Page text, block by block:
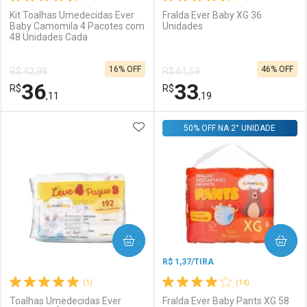
Comprar sem Desconto
Por R$ 8,06/cada
Comprar sem Desconto
Por R$ 8,06/cada
Comprar sem Desconto
Por R$ 14,39/cada
Comprar sem Desconto
Por R$ 14,39/cada
Kit Toalhas Umedecidas Ever
Baby Camomila 4 Pacotes com
48 Unidades Cada
R$ 42,99
R$36,11
16% OFF
FECHAR
Laboratório
FECHAR
Por Menos
Fralda Ever Baby XG 36
Unidades
R$ 61,59
R$33,19
46% OFF
Laboratório
Por Menos
(1)
Toalhas Umedecidas Ever
ADICIONAR AOS FAVORITOS
COMPRAR
(14)
R$ 1,37/TIRA
Fralda Ever Baby Pants XG 58
50% OFF NA 2° UNIDADE
COMPRAR